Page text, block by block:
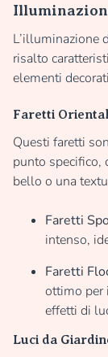
L’illuminazione
risalto
elementi
Faretti
Questi faretti
punto specifico,
bello o una
Faretti
intenso,
Faretti
ottimo per
effetti di
Luci da